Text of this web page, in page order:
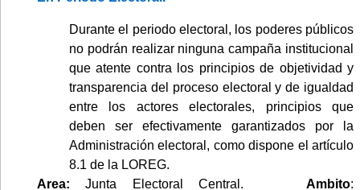
Durante el periodo electoral, los poderes públicos
no podrán realizar ninguna campaña institucional
que atente contra los principios de objetividad y
transparencia del proceso electoral y de igualdad
entre los actores electorales, principios que
deben ser efectivamente garantizados por la
Administración electoral, como dispone el artículo
8.1 de la LOREG.
Area: Junta Electoral Central. Ambito: